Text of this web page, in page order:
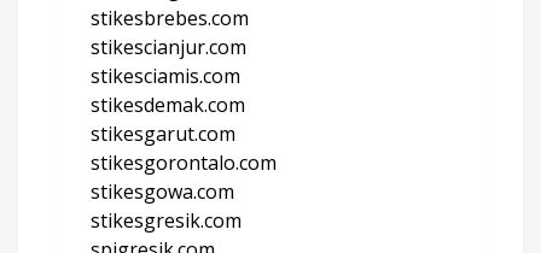
stikesbrebes.com
stikescianjur.com
stikesciamis.com
stikesdemak.com
stikesgarut.com
stikesgorontalo.com
stikesgowa.com
stikesgresik.com